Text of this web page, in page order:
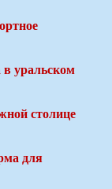
уральском
столице
для